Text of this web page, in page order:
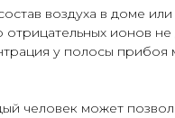
воздуха в доме
отрицательных ионов
у полосы прибоя
человек может